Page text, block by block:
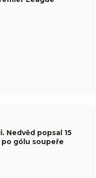
Nedvěd popsal 15
gólu soupeře